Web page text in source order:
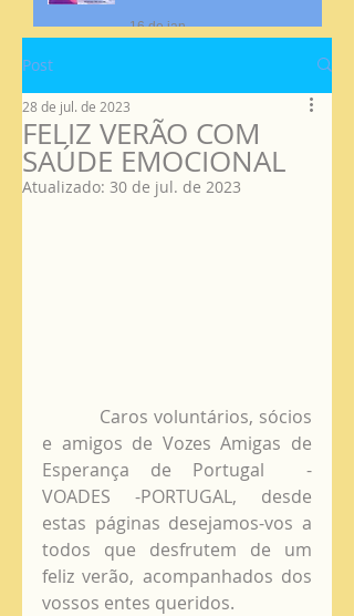
16 de jan.
Post
FELIZ VERÃO COM
SAÚDE EMOCIONAL
28 de jul. de 2023
Atualizado: 30 de jul. de 2023
Caros voluntários, sócios
e amigos de Vozes Amigas de
Esperança de Portugal  -
VOADES -PORTUGAL, desde
estas páginas desejamos-vos a
todos que desfrutem de um
feliz verão, acompanhados dos
vossos entes queridos.